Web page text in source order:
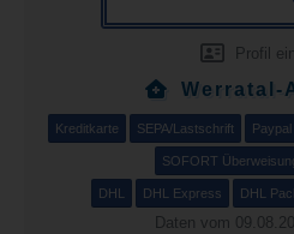
Profil
Werratal-
Kreditkarte SEPA/Lastschrift Paypal
SOFORT
DHL DHL Express DHL
Daten vom